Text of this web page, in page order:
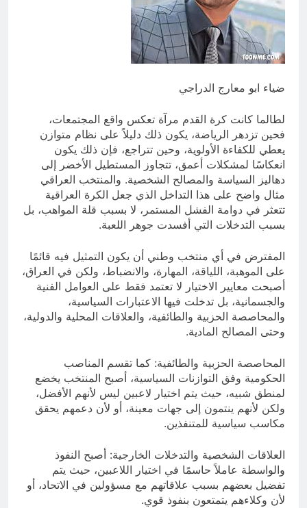
انتهت الحرب… لكن لم ينتهي
ضياء ابو معارج الدراجي
لطالما كانت كرة القدم مرآة تعكس واقع المجتمعات،
فحين تزدهر الرياضة، يكون ذلك دليلاً على نظام متوازن
يعطي للكفاءة الأولوية، وحين تتراجع، فإن ذلك يكون
انعكاسًا لمشكلات أعمق، تتجاوز المستطيل الأخضر إلى
دهاليز السياسة والمصالح الشخصية. والمنتخب العراقي
مثال واضح على هذا التداخل الذي جعل الكرة العراقية
تتعثر في دوامة الفشل المستمر، لا بسبب قلة المواهب، بل
بسبب التدخلات التي أفسدت جوهر اللعبة.
المفترض في أي منتخب وطني أن يكون التمثيل فيه قائمًا
على الموهبة، اللياقة، المهارة، والانضباط، ولكن في العراق،
أصبحت معايير الاختيار لا تعتمد فقط على العوامل الفنية
والجسمانية، بل تدخلت فيها الاعتبارات السياسية،
والمحاصصة الحزبية والطائفية، والعلاقات المحلية والدولية،
وحتى المصالح المادية.
المحاصصة الحزبية والطائفية: كما تقسم المناصب
الحكومية وفق التوازنات السياسية، أصبح المنتخب يخضع
لمنطق شبيه، حيث يتم اختيار لاعبين ليس لأنهم الأفضل،
ولكن لأنهم ينتمون إلى جهات معينة، أو لأن دعمهم يحقق
مكاسب سياسية للمتنفذين.
العلاقات الشخصية والتدخلات الخارجية: أصبح النفوذ
والواسطة عاملاً حاسمًا في اختيار اللاعبين، حيث يتم
تفضيل بعضهم بسبب علاقاتهم مع مسؤولين في الاتحاد، أو
لأن وكلاءهم يتمتعون بنفوذ قوي.